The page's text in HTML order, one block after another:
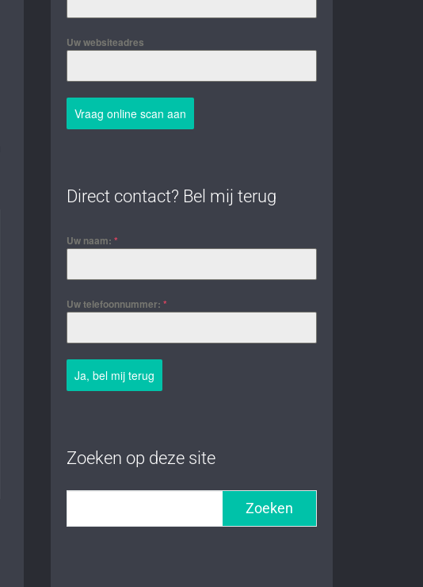
Uw websiteadres
Vraag online scan aan
Direct contact? Bel mij terug
Uw naam: *
Uw telefoonnummer: *
Ja, bel mij terug
Zoeken op deze site
Zoeken